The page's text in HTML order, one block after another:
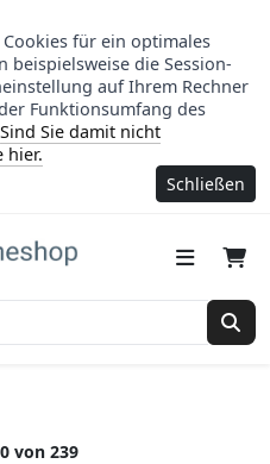
für ein optimales
beispielsweise die Session-
auf Ihrem Rechner
Funktionsumfang des
Sind Sie damit nicht
hier.
Schließen
von 239